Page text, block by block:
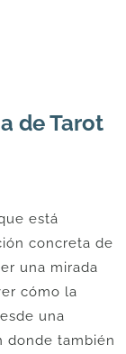
de Tarot
está
concreta de
una mirada
cómo la
una
donde también